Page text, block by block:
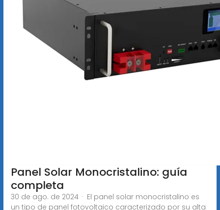
Panel Solar Monocristalino: guía
completa
30 de ago. de 2024 · El panel solar monocristalino es
un tipo de panel fotovoltaico caracterizado por su alta